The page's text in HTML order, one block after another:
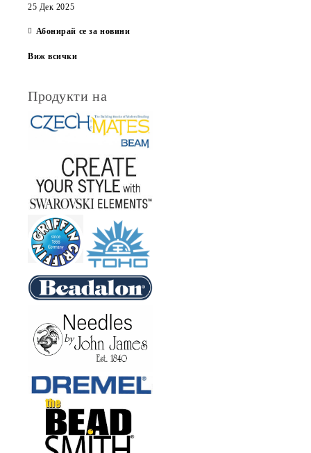
25 Дек 2025
Абонирай се за новини
Виж всички
Продукти на